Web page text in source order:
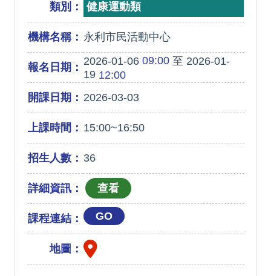
類別： 健康運動類
機構名稱： 永利市民活動中心
報名日期： 2026-01-0609:00至 2026-01-
1912:00
開課日期： 2026-03-03
上課時間： 15:00~16:50
招生人數： 36
詳細資訊：
課程連結： GO
地圖：